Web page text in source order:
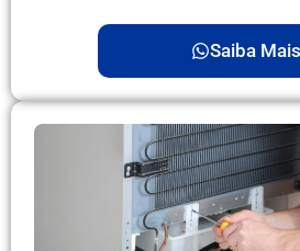
Saiba Mais